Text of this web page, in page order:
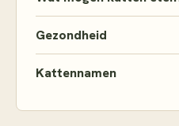
Gezondheid
Kattennamen